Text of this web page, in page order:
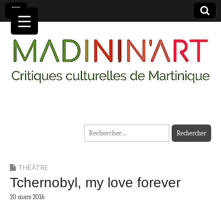
MADININ'ART
Rechercher :
THÉÂTRE
Tchernobyl, my love forever
20 mars 2016